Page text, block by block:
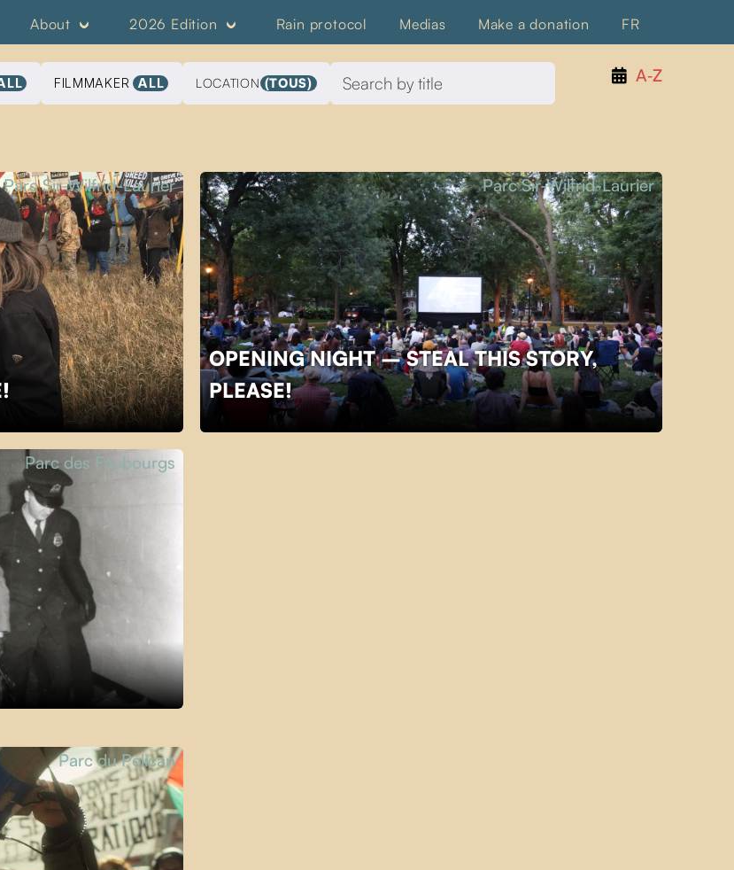
About 2026 Edition Rain protocol Medias Make a donation FR
A‑Z
FILMMAKER ALL LOCATION (TOUS)
Parc Sir-Wilfrid-Laurier
OPENING NIGHT – STEAL THIS STORY,
PLEASE!
Parc Sir-Wilfrid-Laurier
Parc des Faubourgs
Parc du Pélican